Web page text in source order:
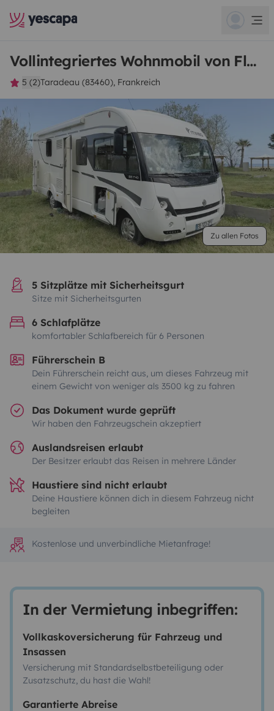
Vollintegriertes Wohnmobil von Florian
5 (2)Taradeau (83460), Frankreich
Zu allen Fotos
5 Sitzplätze mit Sicherheitsgurt
Sitze mit Sicherheitsgurten
6 Schlafplätze
komfortabler Schlafbereich für 6 Personen
Führerschein B
Dein Führerschein reicht aus, um dieses Fahrzeug mit
einem Gewicht von weniger als 3500 kg zu fahren
Das Dokument wurde geprüft
Wir haben den Fahrzeugschein akzeptiert
Auslandsreisen erlaubt
Der Besitzer erlaubt das Reisen in mehrere Länder
Haustiere sind nicht erlaubt
Deine Haustiere können dich in diesem Fahrzeug nicht
begleiten
Kostenlose und unverbindliche Mietanfrage!
In der Vermietung inbegriffen:
Vollkaskoversicherung für Fahrzeug und
Insassen
Versicherung mit Standardselbstbeteiligung oder
Zusatzschutz, du hast die Wahl!
Garantierte Abreise